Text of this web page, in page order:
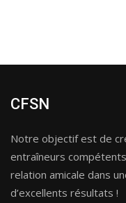
CFSN
Notre objectif est de
entraîneurs
relation amicale dans
d’excellents résultats !